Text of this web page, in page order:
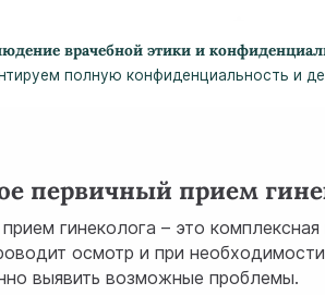
врачебной этики и
полную конфиденциальность и
первичный прием
гинеколога – это
осмотр и при
выявить возможные проблемы.